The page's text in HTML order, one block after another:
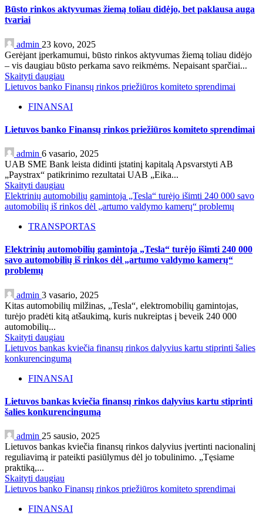
Būsto rinkos aktyvumas žiemą toliau didėjo, bet paklausa auga
tvariai
admin 23 kovo, 2025
Gerėjant įperkamumui, būsto rinkos aktyvumas žiemą toliau didėjo
– vis daugiau būsto perkama savo reikmėms. Nepaisant sparčiai...
Skaityti daugiau
Lietuvos banko Finansų rinkos priežiūros komiteto sprendimai
FINANSAI
Lietuvos banko Finansų rinkos priežiūros komiteto sprendimai
admin 6 vasario, 2025
UAB SME Bank leista didinti įstatinį kapitalą Apsvarstyti AB
„Paystrax“ patikrinimo rezultatai UAB „Eika...
Skaityti daugiau
Elektrinių automobilių gamintoja „Tesla“ turėjo išimti 240 000 savo
automobilių iš rinkos dėl „artumo valdymo kamerų“ problemų
TRANSPORTAS
Elektrinių automobilių gamintoja „Tesla“ turėjo išimti 240 000
savo automobilių iš rinkos dėl „artumo valdymo kamerų“
problemų
admin 3 vasario, 2025
Kitas automobilių milžinas, „Tesla“, elektromobilių gamintojas,
turėjo pradėti kitą atšaukimą, kuris nukreiptas į beveik 240 000
automobilių...
Skaityti daugiau
Lietuvos bankas kviečia finansų rinkos dalyvius kartu stiprinti šalies
konkurencingumą
FINANSAI
Lietuvos bankas kviečia finansų rinkos dalyvius kartu stiprinti
šalies konkurencingumą
admin 25 sausio, 2025
Lietuvos bankas kviečia finansų rinkos dalyvius įvertinti nacionalinį
reguliavimą ir pateikti pasiūlymus dėl jo tobulinimo. „Tęsiame
praktiką,...
Skaityti daugiau
Lietuvos banko Finansų rinkos priežiūros komiteto sprendimai
FINANSAI